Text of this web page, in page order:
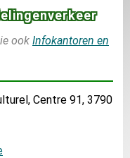
ook Infokantoren en
Centre 91, 3790